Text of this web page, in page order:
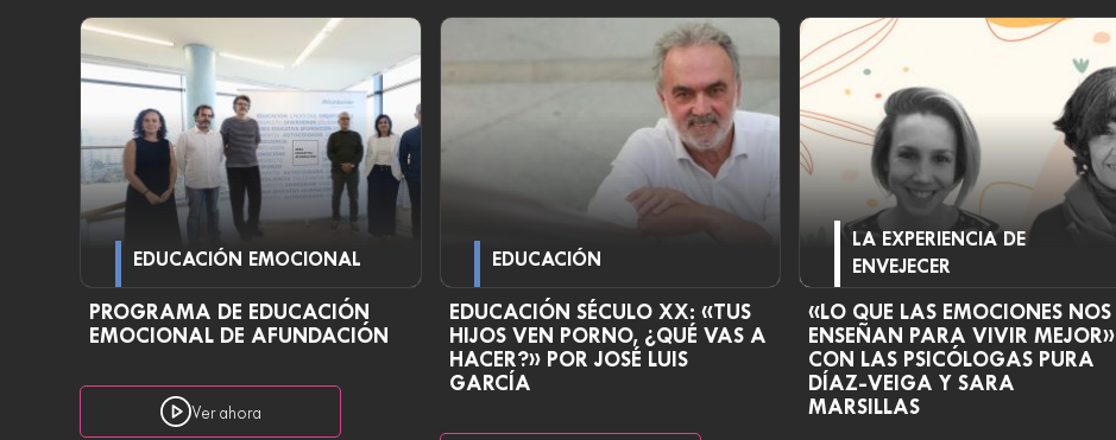
EDUCACIÓN EMOCIONAL
PROGRAMA DE EDUCACIÓN
EMOCIONAL DE AFUNDACIÓN
Ver ahora
EDUCACIÓN
EDUCACIÓN SÉCULO XX: «TUS
HIJOS VEN PORNO, ¿QUÉ VAS A
HACER?» POR JOSÉ LUIS
GARCÍA
LA EXPERIENCIA DE
ENVEJECER
«LO QUE LAS EMOCIONES NOS
ENSEÑAN PARA VIVIR MEJOR»
CON LAS PSICÓLOGAS PURA
DÍAZ-VEIGA Y SARA
MARSILLAS